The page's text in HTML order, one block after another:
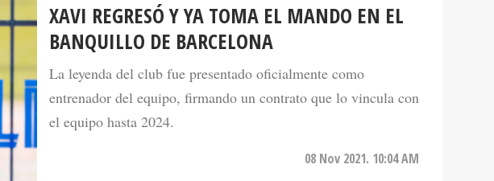
XAVI REGRESÓ Y YA TOMA EL MANDO EN EL
BANQUILLO DE BARCELONA
La leyenda del club fue presentado oficialmente como
entrenador del equipo, firmando un contrato que lo vincula con
el equipo hasta 2024.
08 Nov 2021. 10:04 AM